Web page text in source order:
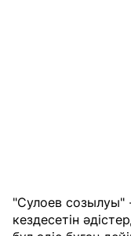
"Сулоев созылуы"
кездесетін